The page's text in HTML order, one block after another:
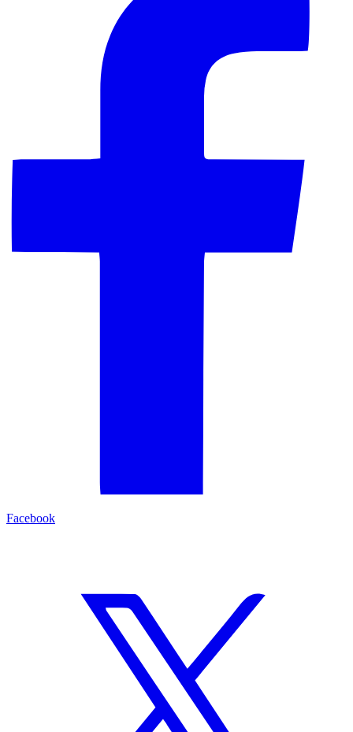
Facebook